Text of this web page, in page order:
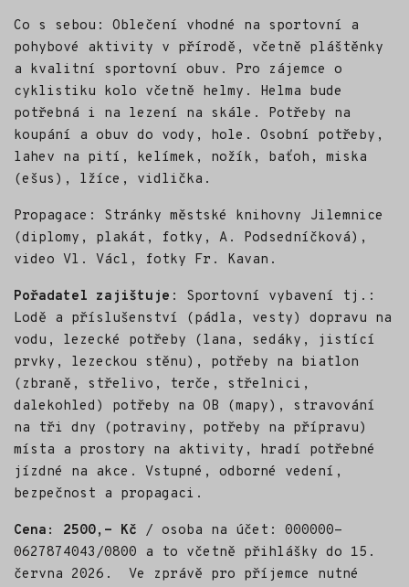
Co s sebou: Oblečení vhodné na sportovní a
pohybové aktivity v přírodě, včetně pláštěnky
a kvalitní sportovní obuv. Pro zájemce o
cyklistiku kolo včetně helmy. Helma bude
potřebná i na lezení na skále. Potřeby na
koupání a obuv do vody, hole. Osobní potřeby,
lahev na pití, kelímek, nožík, baťoh, miska
(ešus), lžíce, vidlička.
Propagace: Stránky městské knihovny Jilemnice
(diplomy, plakát, fotky, A. Podsedníčková),
video Vl. Václ, fotky Fr. Kavan.
Pořadatel zajištuje : Sportovní vybavení tj.:
Lodě a příslušenství (pádla, vesty) dopravu na
vodu, lezecké potřeby (lana, sedáky, jistící
prvky, lezeckou stěnu), potřeby na biatlon
(zbraně, střelivo, terče, střelnici,
dalekohled) potřeby na OB (mapy), stravování
na tři dny (potraviny, potřeby na přípravu)
místa a prostory na aktivity, hradí potřebné
jízdné na akce. Vstupné, odborné vedení,
bezpečnost a propagaci.
Cena: 2500,- Kč / osoba na účet: 000000-
0627874043/0800 a to včetně přihlášky do 15.
června 2026. Ve zprávě pro příjemce nutné